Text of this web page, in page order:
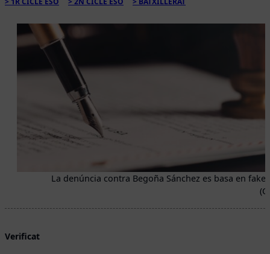
La denúncia contra Begoña Sánchez es basa en fake
Verificat